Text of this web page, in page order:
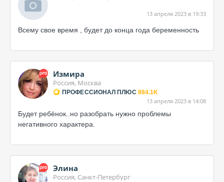
13 апреля 2023 в 19:33
Всему свое время , будет до конца года беременность
Измира
Россия, Москва
ПРОФЕССИОНАЛ ПЛЮС 884.1K
13 апреля 2023 в 14:08
Будет ребёнок..но разобрать нужно проблемы
негативного характера.
Элина
Россия, Санкт-Петербург